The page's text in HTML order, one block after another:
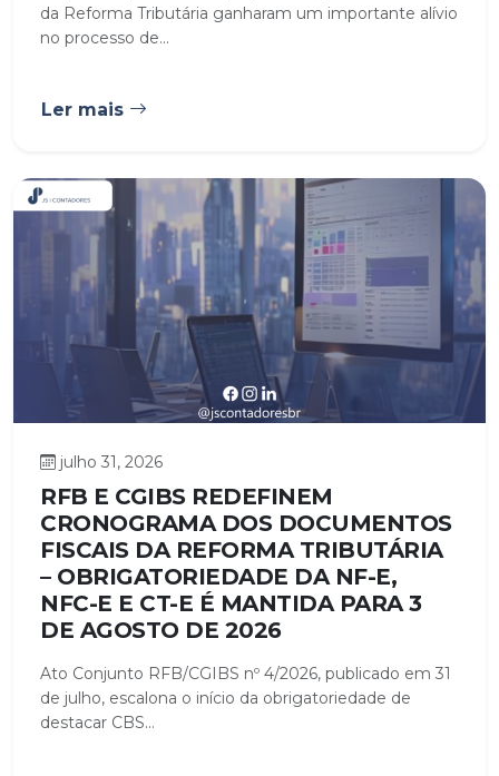
da Reforma Tributária ganharam um importante alívio
no processo de...
Ler mais
julho 31, 2026
RFB E CGIBS REDEFINEM
CRONOGRAMA DOS DOCUMENTOS
FISCAIS DA REFORMA TRIBUTÁRIA
– OBRIGATORIEDADE DA NF-E,
NFC-E E CT-E É MANTIDA PARA 3
DE AGOSTO DE 2026
Ato Conjunto RFB/CGIBS nº 4/2026, publicado em 31
de julho, escalona o início da obrigatoriedade de
destacar CBS...